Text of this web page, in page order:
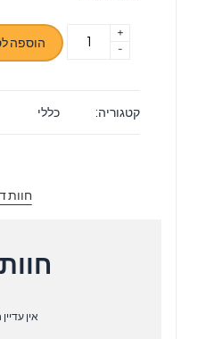
כמות
LCD+מגע
-
+
הוספה
קטגוריה: כללי
חוות
אין